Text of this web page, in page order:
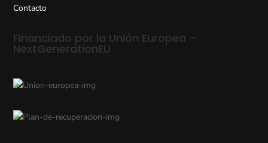
Contacto
Financiado por la Unión Europea –
NextGenerationEU